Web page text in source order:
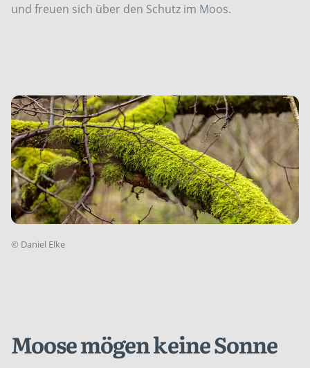
und freuen sich über den Schutz im Moos.
© Daniel Elke
Moose mögen keine Sonne